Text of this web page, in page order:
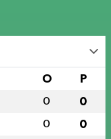
O P
0 0
0 0